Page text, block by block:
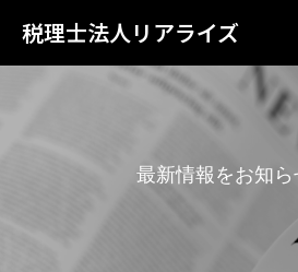
税理士法人リアライズ
最新情報をお知ら